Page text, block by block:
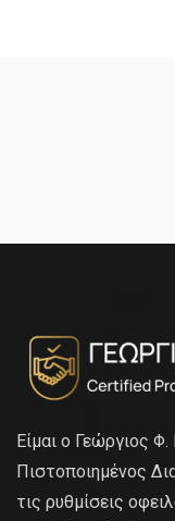
Είμαι ο Γεώργιος
Πιστοποιημένος
τις ρυθμίσεις